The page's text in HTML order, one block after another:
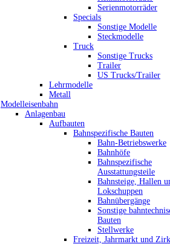
Serienmotorräder
Specials
Sonstige Modelle
Steckmodelle
Truck
Sonstige Trucks
Trailer
US Trucks/Trailer
Lehrmodelle
Metall
Modelleisenbahn
Anlagenbau
Aufbauten
Bahnspezifische Bauten
Bahn-Betriebswerke
Bahnhöfe
Bahnspezifische
Ausstattungsteile
Bahnsteige, Hallen
Lokschuppen
Bahnübergänge
Sonstige
Bauten
Stellwerke
Freizeit, Jahrmarkt und